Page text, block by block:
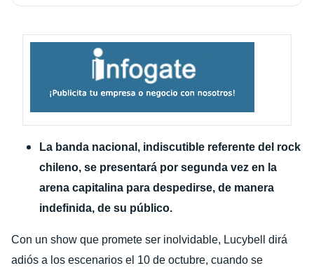
La banda nacional, indiscutible referente del rock
chileno, se presentará por segunda vez en la
arena capitalina para despedirse, de manera
indefinida, de su público.
Con un show que promete ser inolvidable, Lucybell dirá
adiós a los escenarios el 10 de octubre, cuando se